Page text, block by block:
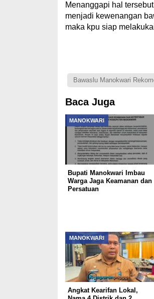
Menanggapi hal
menjadi kewenangan
maka kpu siap
Bawaslu Manokwari
Baca Juga
MANOKWARI
Bupati Manokwari Imbau
Warga Jaga Keamanan dan
Persatuan
MANOKWARI
Angkat Kearifan Lokal,